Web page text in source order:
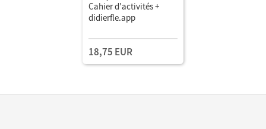
Cahier d'activités +
didierfle.app
18,75 EUR